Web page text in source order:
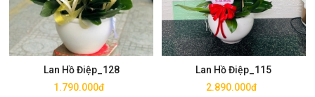
Lan Hồ Điệp_128
1.790.000đ
Mua ngay
Lan Hồ Điệp_115
2.890.000đ
Mua ngay